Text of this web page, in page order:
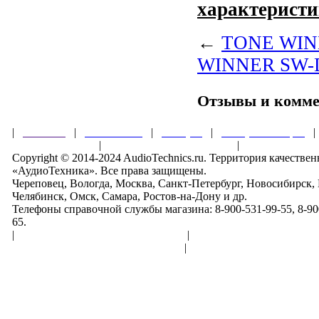
← TONE
WINNER SW-
Отзывы и
| | | |
|
|
Copyright © 2014-2024 AudioTechnics.ru. Территория
«АудиоТехника». Все права защищены.
Череповец, Вологда, Москва, Санкт-Петербург,
Челябинск, Омск, Самара, Ростов-на-Дону и др.
Телефоны справочной службы магазина: 8-900-531-99-55, 8-
65.
|
|
|